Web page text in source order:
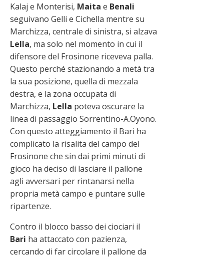
Kalaj e Monterisi, Maita e Benali
seguivano Gelli e Cichella mentre su
Marchizza, centrale di sinistra, si alzava
Lella, ma solo nel momento in cui il
difensore del Frosinone riceveva palla.
Questo perché stazionando a metà tra
la sua posizione, quella di mezzala
destra, e la zona occupata di
Marchizza, Lella poteva oscurare la
linea di passaggio Sorrentino-A.Oyono.
Con questo atteggiamento il Bari ha
complicato la risalita del campo del
Frosinone che sin dai primi minuti di
gioco ha deciso di lasciare il pallone
agli avversari per rintanarsi nella
propria metà campo e puntare sulle
ripartenze.
Contro il blocco basso dei ciociari il
Bari ha attaccato con pazienza,
cercando di far circolare il pallone da